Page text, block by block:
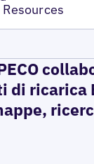
di ricarica